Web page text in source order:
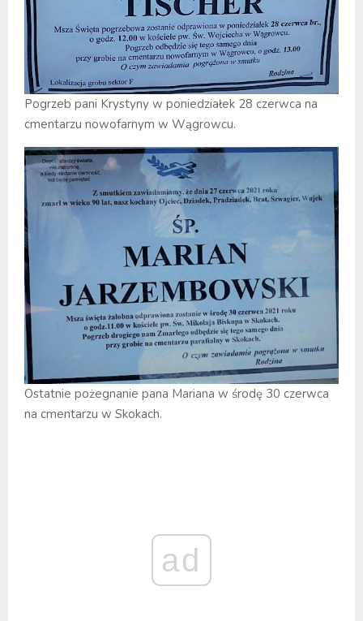
Pogrzeb pani Krystyny w poniedziałek 28 czerwca na
cmentarzu nowofarnym w Wągrowcu.
Ostatnie pożegnanie pana Mariana w środę 30 czerwca
na cmentarzu w Skokach.
ad